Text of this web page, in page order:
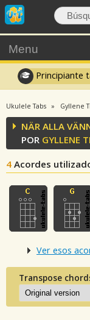
Menu
Principiante
Ukulele Tabs Gyllene
NÄR ALLA
POR GYLLENE
4 Acordes
Ver esos
Transpose